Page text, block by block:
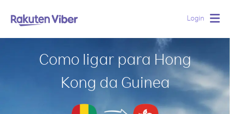
Login
Como ligar para Hong
Kong da Guinea